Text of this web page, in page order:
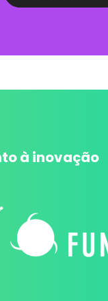
à inovação